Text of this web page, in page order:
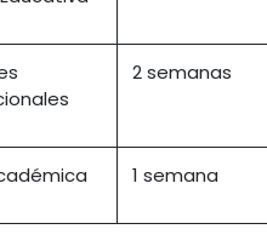
2 semanas
1 semana